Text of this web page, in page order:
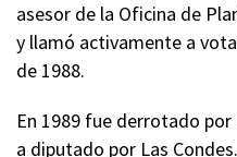
asesor de la Oficina de
y llamó activamente a
de 1988.
En 1989 fue derrotado
a diputado por Las